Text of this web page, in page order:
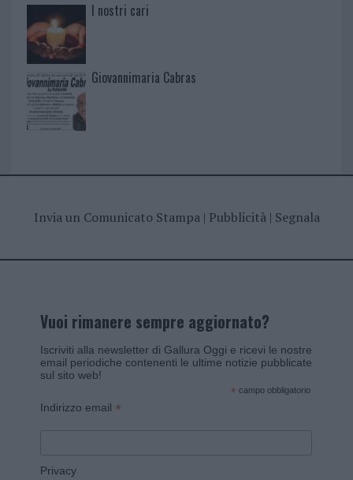
I nostri cari
Giovannimaria Cabras
Invia un Comunicato Stampa| Pubblicità| Segnala
Vuoi rimanere sempre aggiornato?
Iscriviti alla newsletter di Gallura Oggi e ricevi le nostre
email periodiche contenenti le ultime notizie pubblicate
sul sito web!
* campo obbligatorio
Indirizzo email *
Privacy